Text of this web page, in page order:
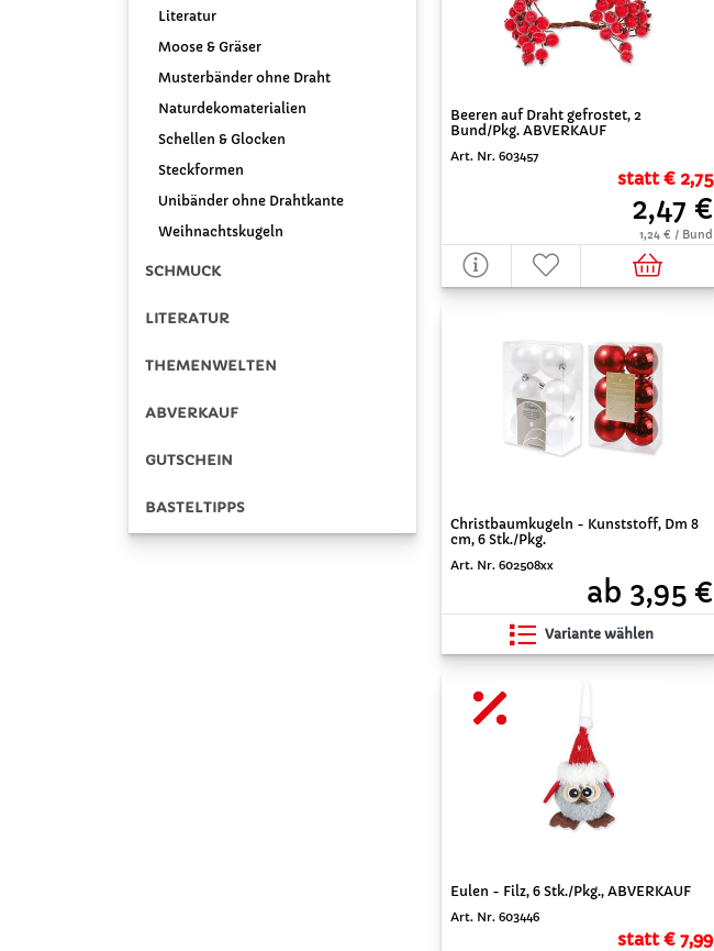
Literatur
Moose & Gräser
Musterbänder ohne Draht
Naturdekomaterialien
Schellen & Glocken
Steckformen
Unibänder ohne Drahtkante
Weihnachtskugeln
SCHMUCK
LITERATUR
THEMENWELTEN
ABVERKAUF
GUTSCHEIN
BASTELTIPPS
Beeren auf Draht gefrostet, 2
Bund/Pkg. ABVERKAUF
Art. Nr. 603457
statt € 2,75
2,47 €
1,24 € / Bund
Christbaumkugeln - Kunststoff, Dm 8
cm, 6 Stk./Pkg.
Art. Nr. 602508xx
ab 3,95 €
Variante wählen
Eulen - Filz, 6 Stk./Pkg., ABVERKAUF
Art. Nr. 603446
statt € 7,99